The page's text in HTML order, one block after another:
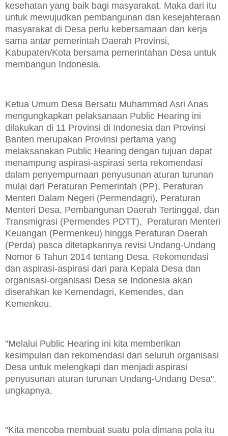
kesehatan yang baik bagi masyarakat. Maka dari itu
untuk mewujudkan pembangunan dan kesejahteraan
masyarakat di Desa perlu kebersamaan dan kerja
sama antar pemerintah Daerah Provinsi,
Kabupaten/Kota bersama pemerintahan Desa untuk
membangun Indonesia.
Ketua Umum Desa Bersatu Muhammad Asri Anas
mengungkapkan pelaksanaan Public Hearing ini
dilakukan di 11 Provinsi di Indonesia dan Provinsi
Banten merupakan Provinsi pertama yang
melaksanakan Public Hearing dengan tujuan dapat
menampung aspirasi-aspirasi serta rekomendasi
dalam penyempurnaan penyusunan aturan turunan
mulai dari Peraturan Pemerintah (PP), Peraturan
Menteri Dalam Negeri (Permendagri), Peraturan
Menteri Desa, Pembangunan Daerah Tertinggal, dan
Transmigrasi (Permendes PDTT), Peraturan Menteri
Keuangan (Permenkeu) hingga Peraturan Daerah
(Perda) pasca ditetapkannya revisi Undang-Undang
Nomor 6 Tahun 2014 tentang Desa. Rekomendasi
dan aspirasi-aspirasi dari para Kepala Desa dan
organisasi-organisasi Desa se Indonesia akan
diserahkan ke Kemendagri, Kemendes, dan
Kemenkeu.
"Melalui Public Hearing ini kita memberikan
kesimpulan dan rekomendasi dari seluruh organisasi
Desa untuk melengkapi dan menjadi aspirasi
penyusunan aturan turunan Undang-Undang Desa",
ungkapnya.
"Kita mencoba membuat suatu pola dimana pola itu